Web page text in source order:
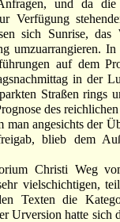
und da die
Verfügung
sich Sunrise, das
umzuarrangieren. In
auf dem
in der
Straßen rings
des
angesichts der
blieb dem
Christi Weg
vielschichtigen,
Texten die
Urversion hatte sich